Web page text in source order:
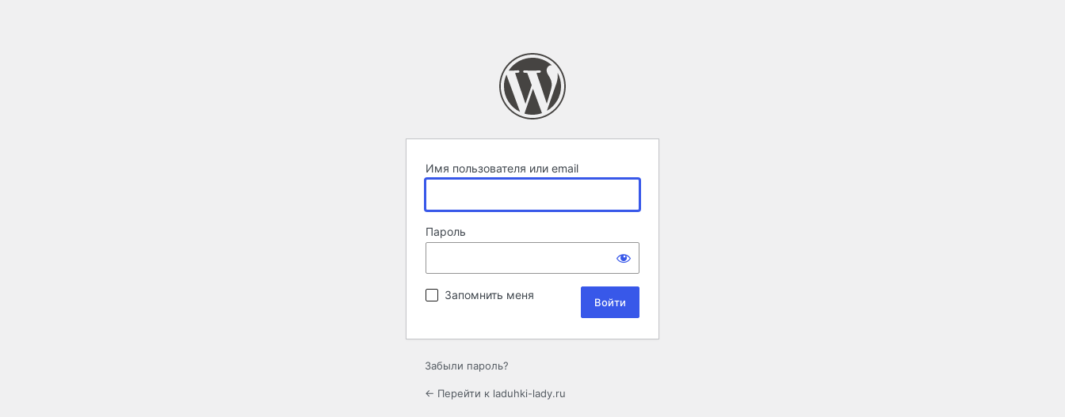
Имя пользователя или email
Пароль
Запомнить меня
Забыли пароль?
← Перейти к laduhki-lady.ru